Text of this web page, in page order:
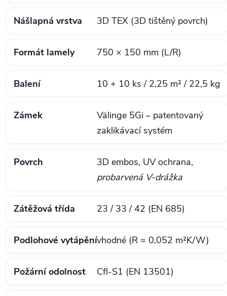
Nášlapná vrstva 3D TEX (3D tištěný povrch)
Formát lamely 750 × 150 mm (L/R)
Balení 10 + 10 ks / 2,25 m² / 22,5 kg
Zámek
Välinge 5Gi – patentovaný
zaklikávací systém
Povrch
3D embos, UV ochrana,
probarvená V‑drážka
Zátěžová třída 23 / 33 / 42 (EN 685)
Podlohové vytápěnívhodné (R ≈ 0,052 m²K/W)
Požární odolnost Cfl‑S1 (EN 13501)